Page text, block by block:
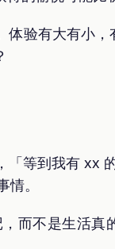
验有大有小
「等到我有 xx
。
而不是生活真